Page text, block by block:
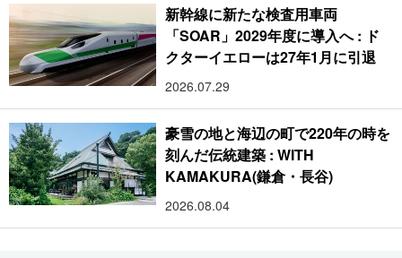
新幹線に新たな検査用車両
「SOAR」2029年度に導入へ : ド
クターイエローは27年1月に引退
2026.07.29
豪雪の地と海辺の町で220年の時を
刻んだ伝統建築 : WITH
KAMAKURA(鎌倉・長谷)
2026.08.04